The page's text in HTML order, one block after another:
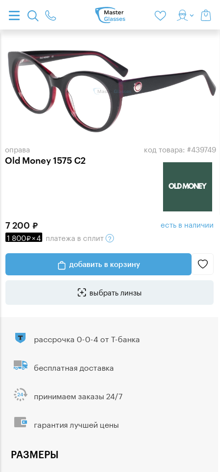
оправа
Old Money 1575 C2
код товара: #439749
7 200
1 800 ×4 платежа в сплит
есть в наличии
добавить в корзину
выбрать линзы
РАЗМЕРЫ
рассрочка 0-0-4 от Т-банка
бесплатная доставка
принимаем заказы 24/7
гарантия лучшей цены